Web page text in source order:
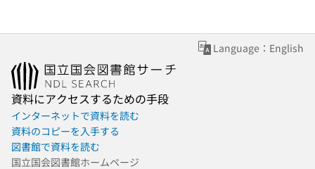
Language：English
資料にアクセスするための手段
インターネットで資料を読む
資料のコピーを入手する
図書館で資料を読む
国立国会図書館ホームページ